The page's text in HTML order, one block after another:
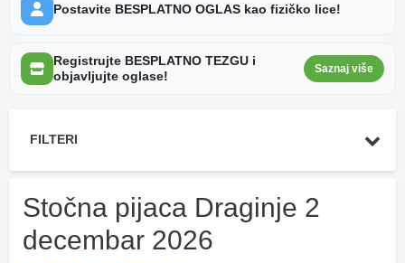
Postavite BESPLATNO OGLAS kao fizičko lice!
Registrujte BESPLATNO TEZGU i
objavljujte oglase!
Saznaj više
FILTERI
Stočna pijaca Draginje 2
decembar 2026